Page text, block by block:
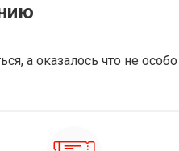
а оказалось что не